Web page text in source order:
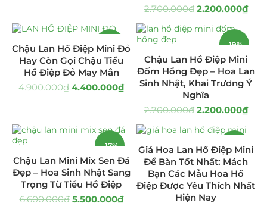
Giá Sỉ Đại Lý
Cây Sen Đá Giá Sỉ
Chậu Sen Đá Mini
(289)
Lan Hồ Điệp Truyền Thống
Lũa Hồ Điệp Sen Đá
Tiểu Cảnh Lan Sen Đá (63)
2.700.000₫ 2.200.000₫
-10%
Chậu Lan Hồ Điệp Mini Đỏ
Hay Còn Gọi Chậu Tiểu
Hồ Điệp Đỏ May Mắn
4.900.000₫ 4.400.000₫
-19%
Chậu Lan Hồ Điệp Mini
Đốm Hồng Đẹp – Hoa Lan
Sinh Nhật, Khai Trương Ý
Nghĩa
2.700.000₫ 2.200.000₫
-17%
HOT
Chậu Lan Mini Mix Sen Đá
Đẹp – Hoa Sinh Nhật Sang
Trọng Từ Tiểu Hồ Điệp
6.600.000₫ 5.500.000₫
-14%
Giá Hoa Lan Hồ Điệp Mini
Để Bàn Tốt Nhất: Mách
Bạn Các Mẫu Hoa Hồ
Điệp Được Yêu Thích Nhất
Hiện Nay